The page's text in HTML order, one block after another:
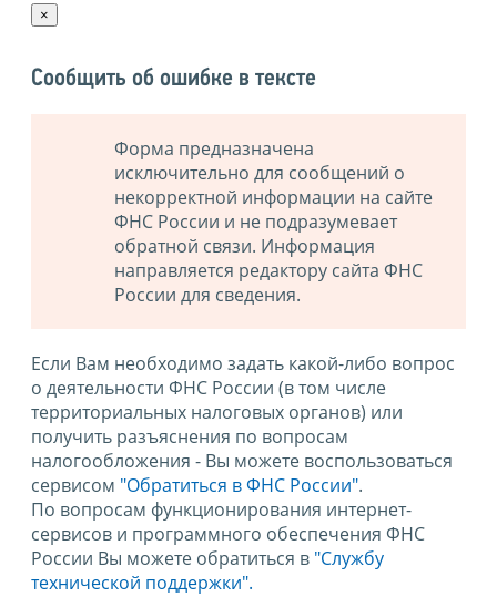
×
Сообщить об ошибке в тексте
Форма предназначена
исключительно для сообщений о
некорректной информации на сайте
ФНС России и не подразумевает
обратной связи. Информация
направляется редактору сайта ФНС
России для сведения.
Если Вам необходимо задать какой-либо вопрос
о деятельности ФНС России (в том числе
территориальных налоговых органов) или
получить разъяснения по вопросам
налогообложения - Вы можете воспользоваться
сервисом "Обратиться в ФНС России".
По вопросам функционирования интернет-
сервисов и программного обеспечения ФНС
России Вы можете обратиться в "Службу
технической поддержки".